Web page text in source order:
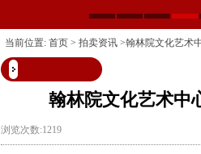
当前位置: 首页 > 拍卖资讯 >翰林院文化艺术
翰林院文化艺术中
浏览次数:1219